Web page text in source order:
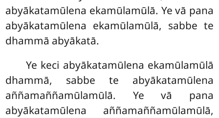
abyākatamūlena ekamūlamūlā. Ye vā pana
abyākatamūlena ekamūlamūlā, sabbe te
dhammā abyākatā.
Ye keci abyākatamūlena ekamūlamūlā
dhammā, sabbe te abyākatamūlena
aññamaññamūlamūlā. Ye vā pana
abyākatamūlena aññamaññamūlamūlā,